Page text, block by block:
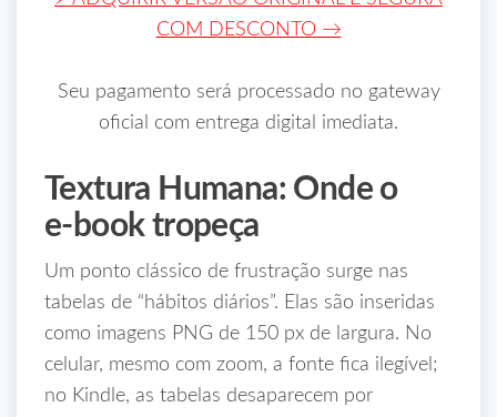
COM DESCONTO →
Seu pagamento será processado no gateway
oficial com entrega digital imediata.
Textura Humana: Onde o
e‑book tropeça
Um ponto clássico de frustração surge nas
tabelas de “hábitos diários”. Elas são inseridas
como imagens PNG de 150 px de largura. No
celular, mesmo com zoom, a fonte fica ilegível;
no Kindle, as tabelas desaparecem por